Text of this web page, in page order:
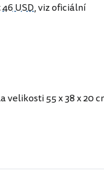
46 USD, viz oficiální
velikosti 55 x 38 x 20